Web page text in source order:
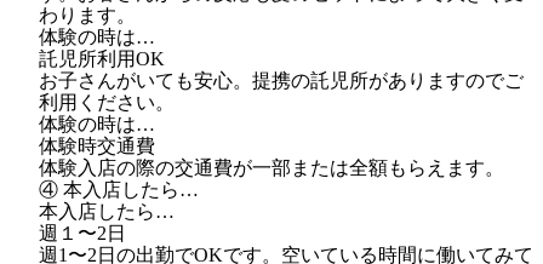
わります。
体験の時は…
託児所利用OK
お子さんがいても安心。提携の託児所がありますのでご
利用ください。
体験の時は…
体験時交通費
体験入店の際の交通費が一部または全額もらえます。
④ 本入店したら…
本入店したら…
週１〜2日
週1〜2日の出勤でOKです。空いている時間に働いてみて